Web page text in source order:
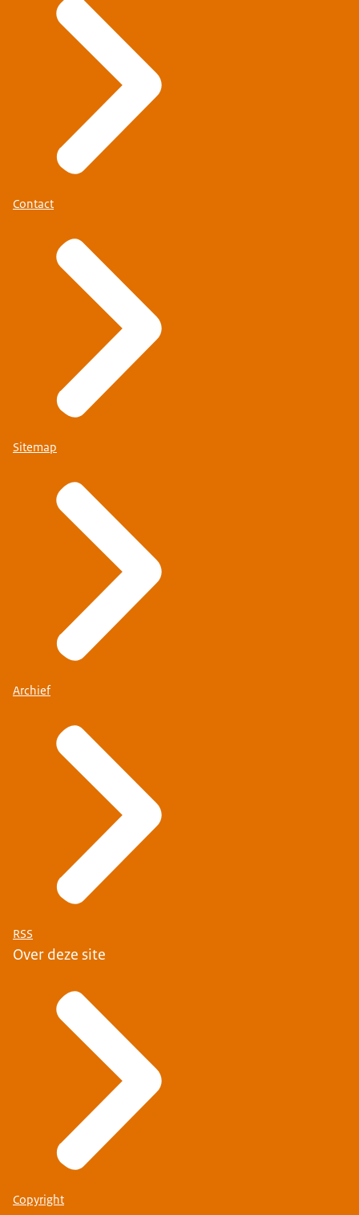
Contact
Sitemap
Archief
RSS
Over deze site
Copyright